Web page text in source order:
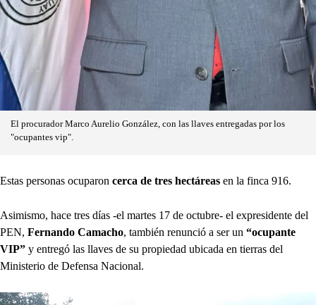
El procurador Marco Aurelio González, con las llaves entregadas por los
"ocupantes vip".
Estas personas ocuparon cerca de tres hectáreas en la finca 916.
Asimismo, hace tres días -el martes 17 de octubre- el expresidente del
PEN, Fernando Camacho, también renunció a ser un “ocupante
VIP” y entregó las llaves de su propiedad ubicada en tierras del
Ministerio de Defensa Nacional.